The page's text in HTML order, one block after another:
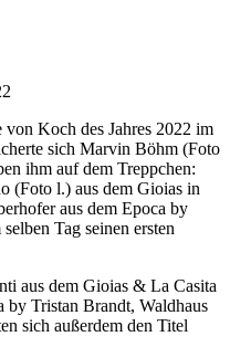
Koch des Jahres 2022 im
sich Marvin Böhm (Foto
ihm auf dem Treppchen:
(Foto l.) aus dem Gioias in
aus dem Epoca by
Tag seinen ersten
aus dem Gioias & La Casita
by Tristan Brandt, Waldhaus
sich außerdem den Titel